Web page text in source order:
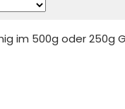
im 500g oder 250g